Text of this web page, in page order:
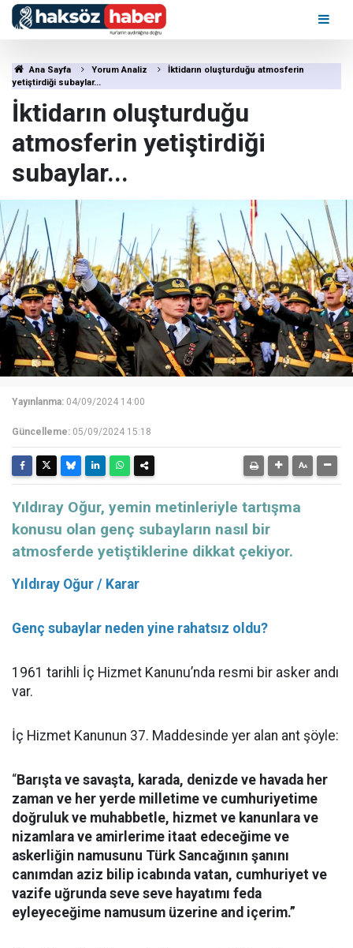
Ana Sayfa Yorum Analiz
İktidarın oluşturduğu atmosferin
yetiştirdiği subaylar...
İktidarın oluşturduğu
atmosferin yetiştirdiği
subaylar...
Yayınlanma: 04/09/2024 14:00
Güncelleme: 05/09/2024 15:18
Yıldıray Oğur, yemin metinleriyle tartışma
konusu olan genç subayların nasıl bir
atmosferde yetiştiklerine dikkat çekiyor.
Yıldıray Oğur / Karar
Genç subaylar neden yine rahatsız oldu?
1961 tarihli İç Hizmet Kanunu’nda resmi bir asker andı
var.
İç Hizmet Kanunun 37. Maddesinde yer alan ant şöyle:
“Barışta ve savaşta, karada, denizde ve havada her
zaman ve her yerde milletime ve cumhuriyetime
doğruluk ve muhabbetle, hizmet ve kanunlara ve
nizamlara ve amirlerime itaat edeceğime ve
askerliğin namusunu Türk Sancağının şanını
canımdan aziz bilip icabında vatan, cumhuriyet ve
vazife uğrunda seve seve hayatımı feda
eyleyeceğime namusum üzerine and içerim.”